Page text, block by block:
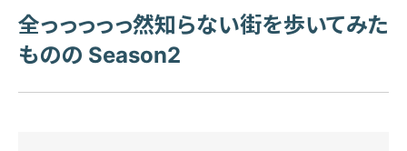
全っっっっっ然知らない街を歩いてみた
ものの Season2